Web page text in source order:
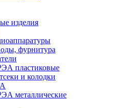
изделия
фурнитура
пластиковые
и колодки
металлические